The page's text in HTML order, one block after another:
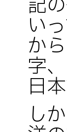
記
い
か
字
日
し